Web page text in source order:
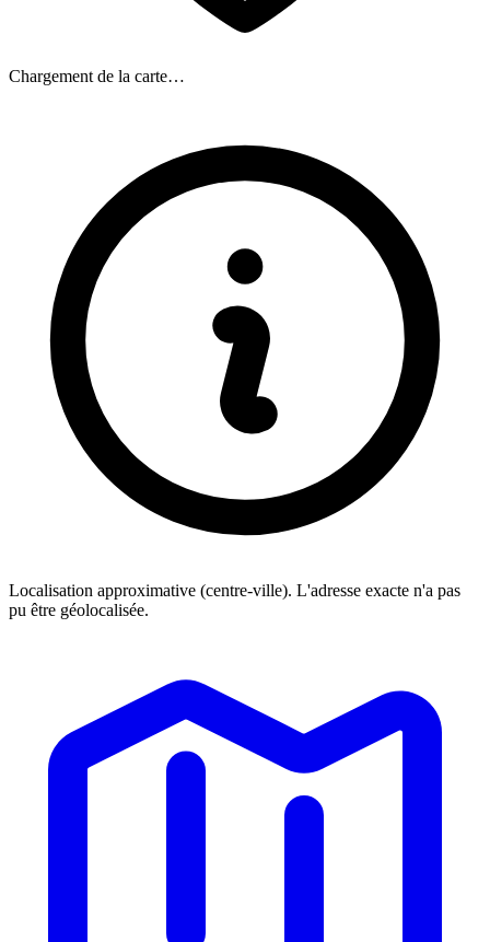
Chargement de la carte…
Localisation approximative (centre-ville). L'adresse exacte n'a pas
pu être géolocalisée.